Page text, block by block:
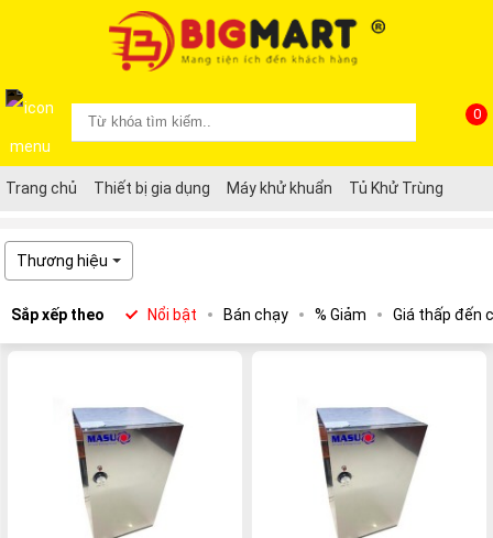
0
Trang chủ Thiết bị gia dụng Máy khử khuẩn Tủ Khử Trùng
Thương hiệu
Sắp xếp theo Nổi bật Bán chạy % Giảm Giá thấp đến